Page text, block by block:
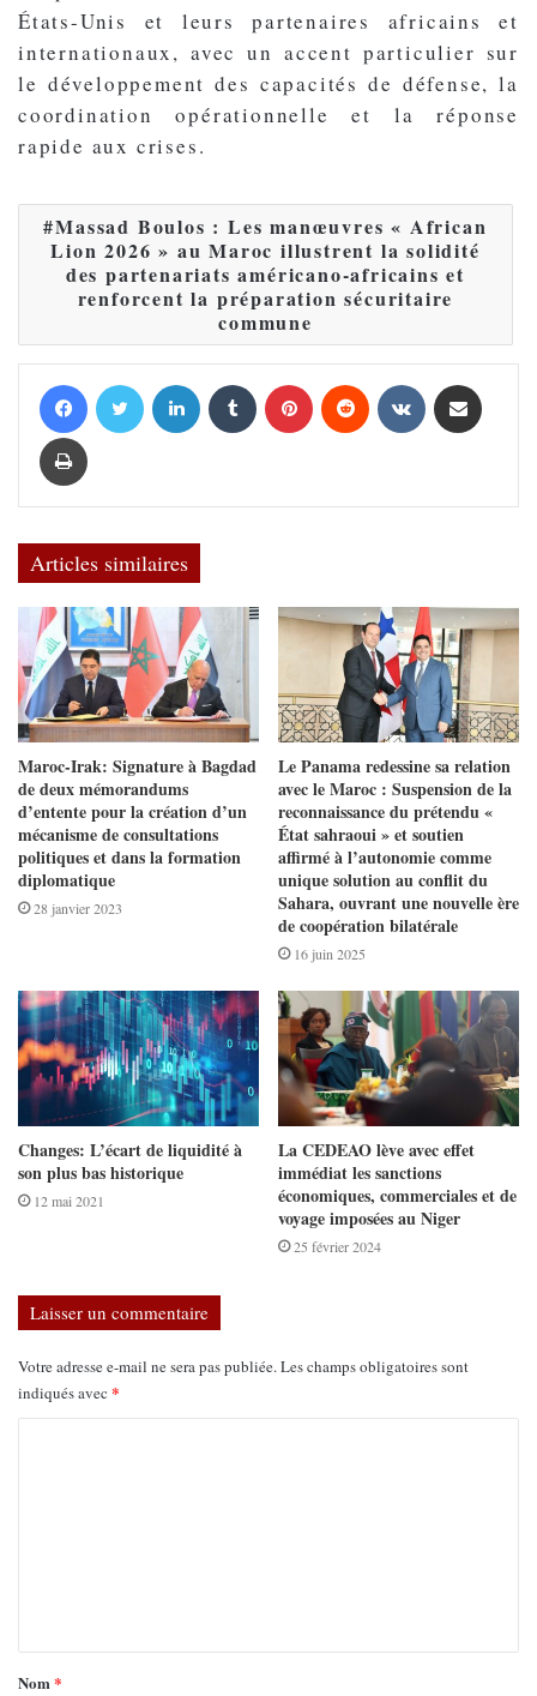
États-Unis et leurs partenaires africains et
internationaux, avec un accent particulier sur
le développement des capacités de défense, la
coordination opérationnelle et la réponse
rapide aux crises.
Massad Boulos : Les manœuvres « African
Lion 2026 » au Maroc illustrent la solidité
des partenariats américano-africains et
renforcent la préparation sécuritaire
commune
Articles similaires
Maroc-Irak: Signature à Bagdad
de deux mémorandums
d’entente pour la création d’un
mécanisme de consultations
politiques et dans la formation
diplomatique
28 janvier 2023
Le Panama redessine sa relation
avec le Maroc : Suspension de la
reconnaissance du prétendu «
État sahraoui » et soutien
affirmé à l’autonomie comme
unique solution au conflit du
Sahara, ouvrant une nouvelle ère
de coopération bilatérale
16 juin 2025
Changes: L’écart de liquidité à
son plus bas historique
12 mai 2021
La CEDEAO lève avec effet
immédiat les sanctions
économiques, commerciales et de
voyage imposées au Niger
25 février 2024
Laisser un commentaire
Votre adresse e-mail ne sera pas publiée.Les champs obligatoires sont
indiqués avec *
Nom*